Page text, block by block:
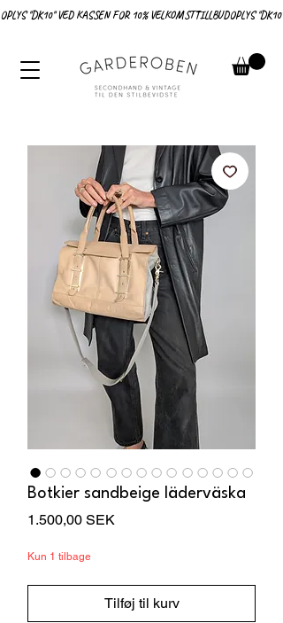
OPLYS "DK10" VED KASSEN FOR 10% VELKOMSTTILLBUD
Botkier sandbeige läderväska
1.500,00 SEKPris
Kun 1 tilbage
Tilføj til kurv